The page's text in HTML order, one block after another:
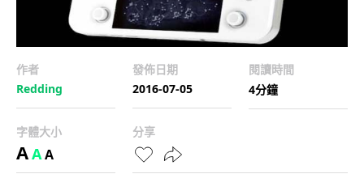
作者
Redding
發佈日期
2016-07-05
閱讀時間
4分鐘
字體大小
AAA
分享